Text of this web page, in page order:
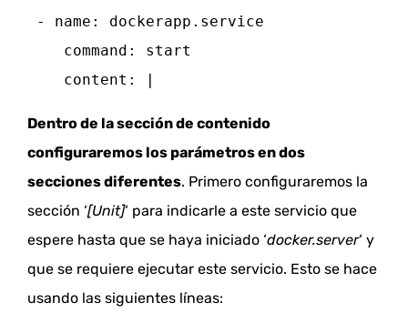
- name: dockerapp.service
command: start
content: |
Dentro de la sección de contenido
configuraremos los parámetros en dos
secciones diferentes. Primero configuraremos la
sección ‘[Unit]‘ para indicarle a este servicio que
espere hasta que se haya iniciado ‘docker.server‘ y
que se requiere ejecutar este servicio. Esto se hace
usando las siguientes líneas: